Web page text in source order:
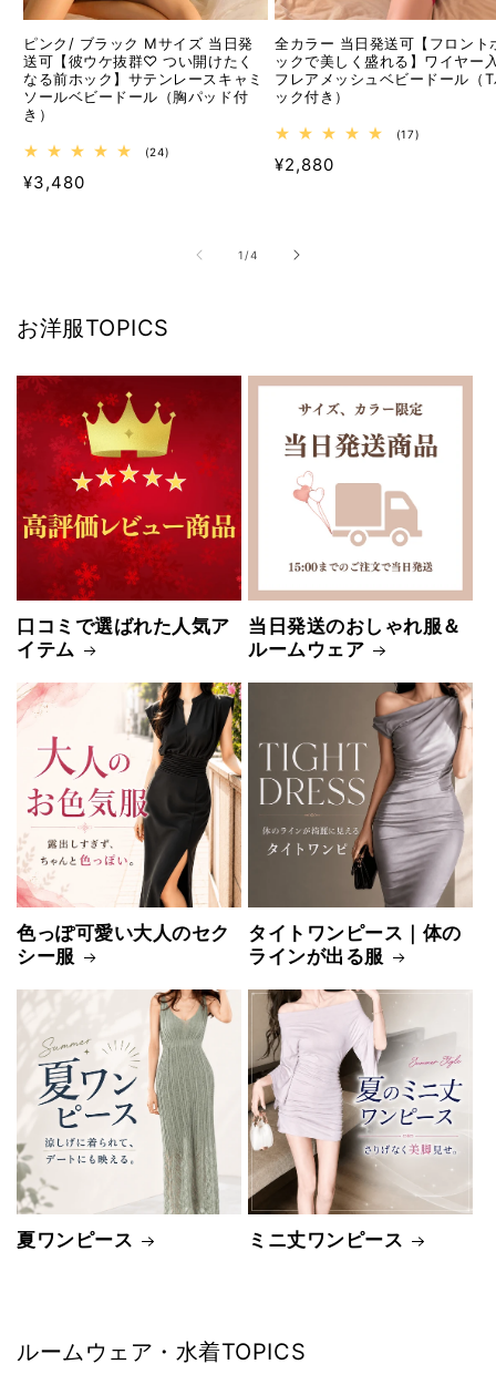
ピンク/ ブラック Mサイズ 当日発
送可【彼ウケ抜群♡ つい開けたく
なる前ホック】サテンレースキャミ
ソールベビードール（胸パッド付
き）
(24)
通
¥3,480
全カラー 当日発送可【フロント
ックで美しく盛れる】ワイヤー
フレアメッシュベビードール（
ック付き）
(17)
通
¥2,880
1 /の
4
お洋服TOPICS
口コミで選ばれた人気ア
イテム
当日発送のおしゃれ服＆
ルームウェア
色っぽ可愛い大人のセク
シー服
タイトワンピース｜体の
ラインが出る服
夏ワンピース ミニ丈ワンピース
ルームウェア・水着TOPICS